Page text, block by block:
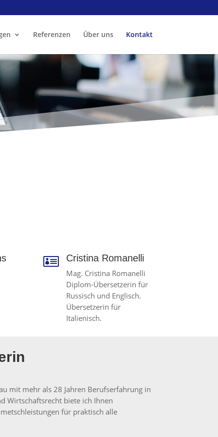
Referenzen Über uns Kontakt
 Cristina Romanelli
Mag. Cristina Romanelli
Diplom-Übersetzerin für
Russisch und Englisch.
Übersetzerin für
Italienisch.
mit mehr als 28 Jahren Berufserfahrung in
Wirtschaftsrecht biete ich Ihnen
für praktisch alle